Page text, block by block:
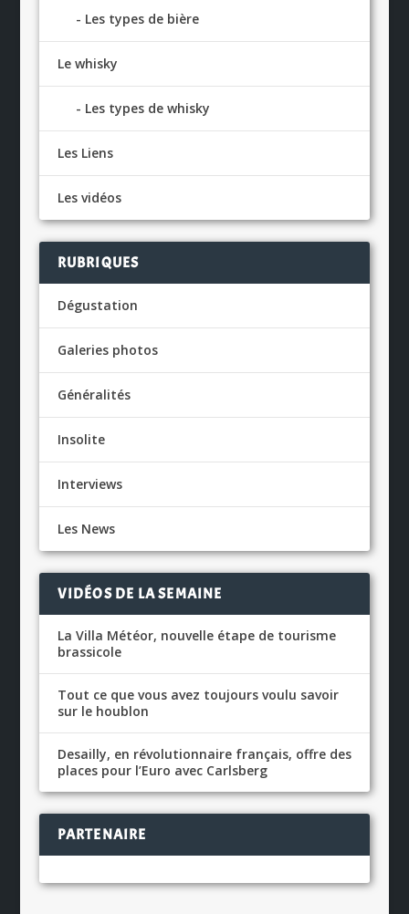
Les types de bière
Le whisky
Les types de whisky
Les Liens
Les vidéos
RUBRIQUES
Dégustation
Galeries photos
Généralités
Insolite
Interviews
Les News
VIDÉOS DE LA SEMAINE
La Villa Météor, nouvelle étape de tourisme
brassicole
Tout ce que vous avez toujours voulu savoir
sur le houblon
Desailly, en révolutionnaire français, offre des
places pour l’Euro avec Carlsberg
PARTENAIRE